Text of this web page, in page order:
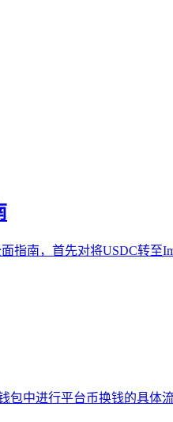
指南，首先对将USDC转
中进行平台币换钱的具